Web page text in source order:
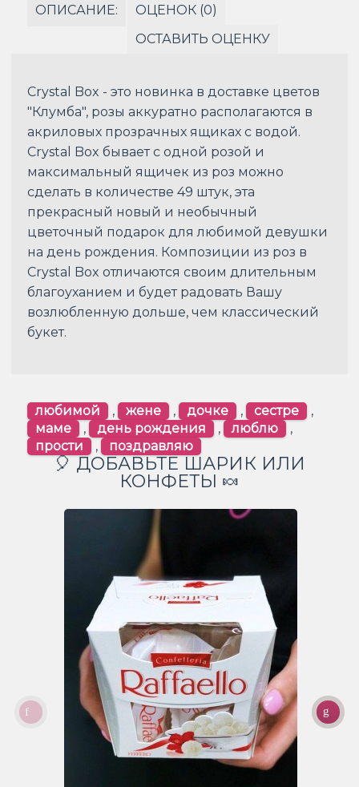
ОПИСАНИЕ:
ОЦЕНОК (0)
ОСТАВИТЬ ОЦЕНКУ
Crystal Box - это новинка в доставке цветов
"Клумба", розы аккуратно располагаются в
акриловых прозрачных ящиках с водой.
Crystal Box бывает с одной розой и
максимальный ящичек из роз можно
сделать в количестве 49 штук, эта
прекрасный новый и необычный
цветочный подарок для любимой девушки
на день рождения. Композиции из роз в
Crystal Box отличаются своим длительным
благоуханием и будет радовать Вашу
возлюбленную дольше, чем классический
букет.
любимой , жене , дочке , сестре
,
маме
, день рождения , люблю
,
прости
, поздравляю
🎈 ДОБАВЬТЕ ШАРИК ИЛИ
КОНФЕТЫ 🍬